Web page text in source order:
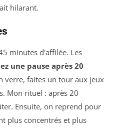
hilarant.
minutes d'affilée. Les
une pause après 20
verre, faites un tour aux jeux
Mon rituel : après 20
Ensuite, on reprend pour
plus concentrés et plus